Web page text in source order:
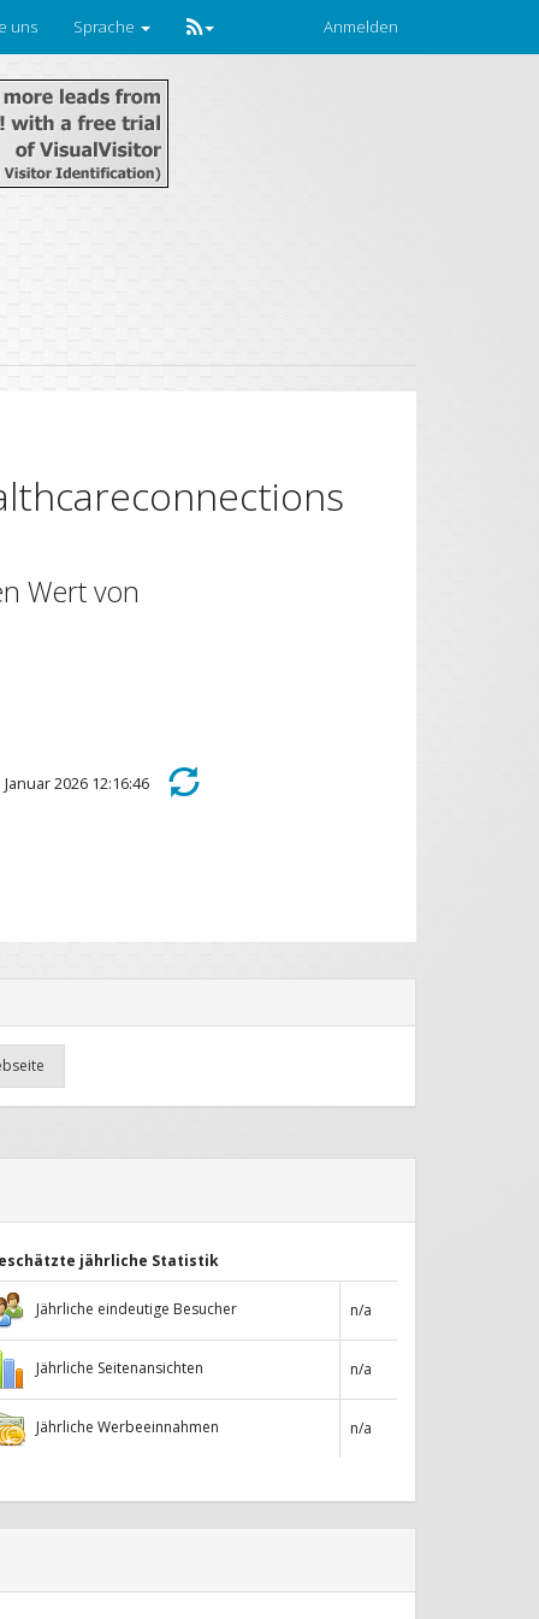
uns Sprache Anmelden
Wert von
2026 12:16:46
jährliche Statistik
Jährliche eindeutige Besucher n/a
Jährliche Seitenansichten n/a
Jährliche Werbeeinnahmen n/a